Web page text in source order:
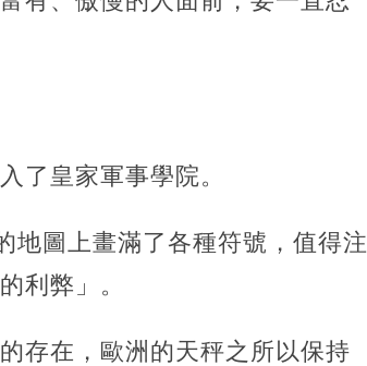
了皇家軍事學院。
地圖上畫滿了各種符號，值得注
利弊」。
存在，歐洲的天秤之所以保持